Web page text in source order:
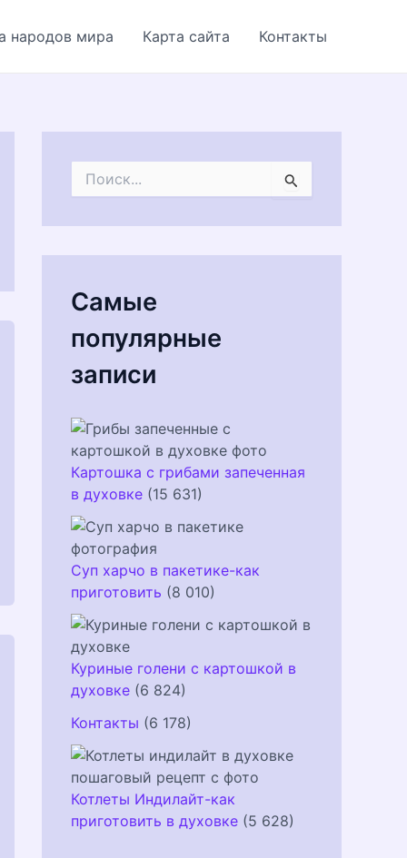
народов мира Карта сайта Контакты
с
:
Самые
популярные
записи
Картошка с грибами запеченная
в духовке (15 631)
Суп харчо в пакетике-как
приготовить (8 010)
Куриные голени с картошкой в
духовке (6 824)
Контакты (6 178)
Котлеты Индилайт-как
приготовить в духовке (5 628)